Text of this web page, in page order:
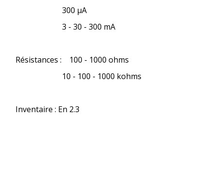
300 µA
3 - 30 - 300 mA
Résistances : 100 - 1000 ohms
10 - 100 - 1000 kohms
Inventaire : En 2.3